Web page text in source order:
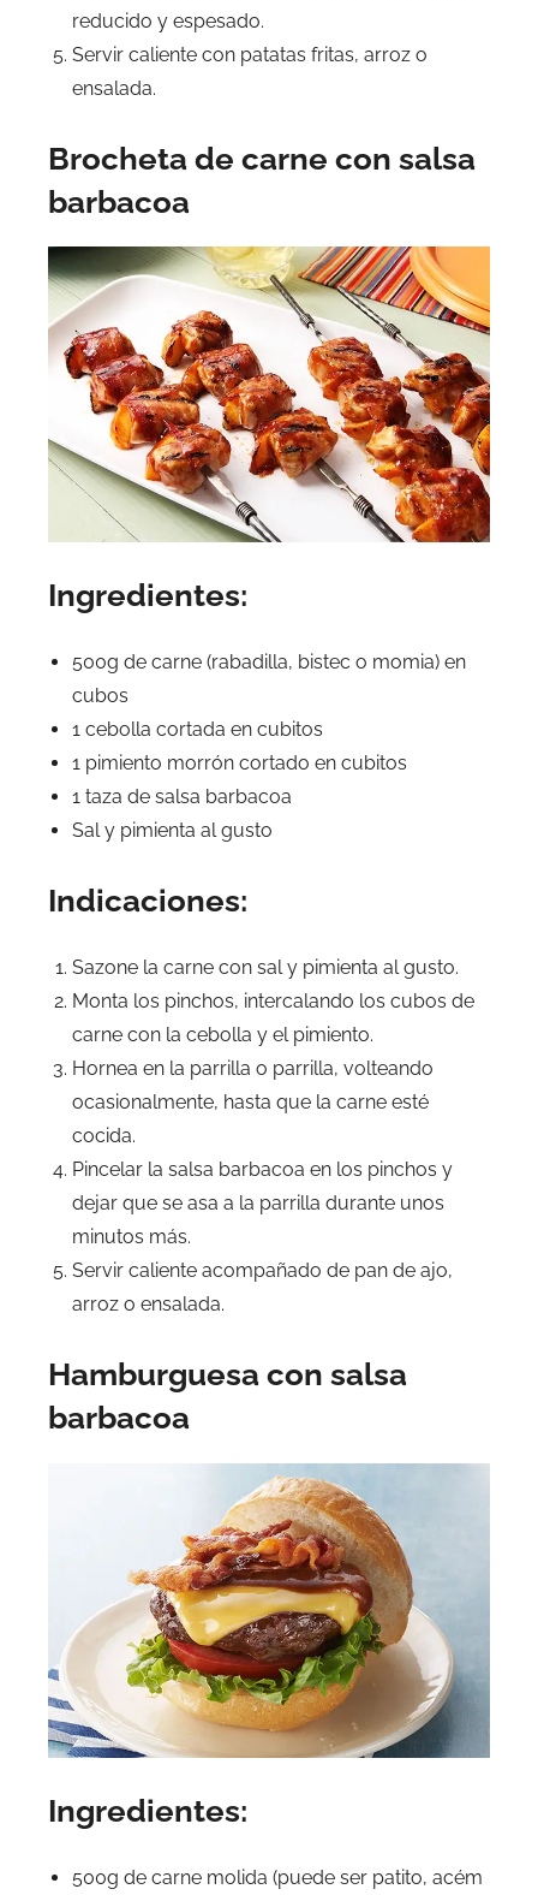
reducido y espesado.
Servir caliente con patatas fritas, arroz o
ensalada.
Brocheta de carne con salsa
barbacoa
Ingredientes:
500g de carne (rabadilla, bistec o momia) en
cubos
1 cebolla cortada en cubitos
1 pimiento morrón cortado en cubitos
1 taza de salsa barbacoa
Sal y pimienta al gusto
Indicaciones:
Sazone la carne con sal y pimienta al gusto.
Monta los pinchos, intercalando los cubos de
carne con la cebolla y el pimiento.
Hornea en la parrilla o parrilla, volteando
ocasionalmente, hasta que la carne esté
cocida.
Pincelar la salsa barbacoa en los pinchos y
dejar que se asa a la parrilla durante unos
minutos más.
Servir caliente acompañado de pan de ajo,
arroz o ensalada.
Hamburguesa con salsa
barbacoa
Ingredientes:
500g de carne molida (puede ser patito, acém